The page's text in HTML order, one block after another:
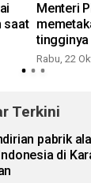
saat
Menteri
tingginya
Rabu, 22
Terkini
pabrik
di